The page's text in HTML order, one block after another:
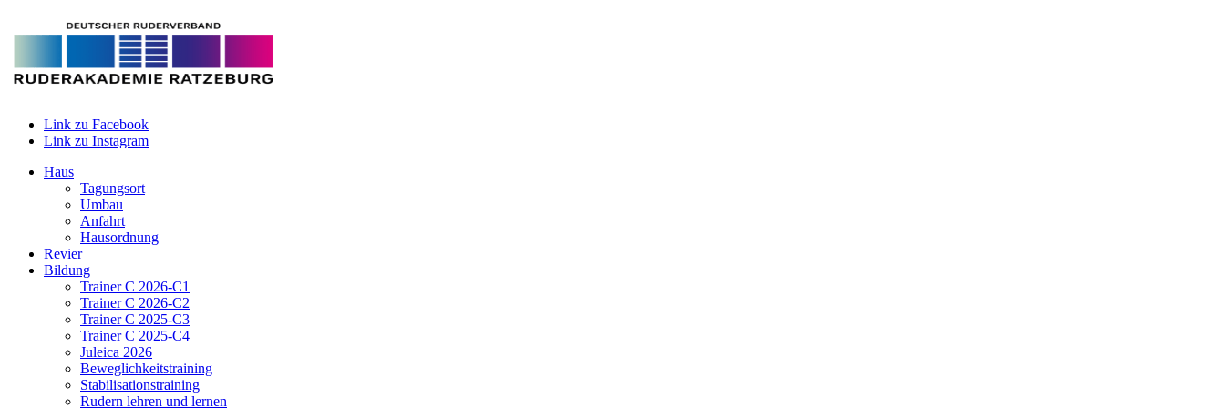
Link zu Facebook
Link zu Instagram
Haus
Tagungsort
Umbau
Anfahrt
Hausordnung
Revier
Bildung
Trainer C 2026-C1
Trainer C 2026-C2
Trainer C 2025-C3
Trainer C 2025-C4
Juleica 2026
Beweglichkeitstraining
Stabilisationstraining
Rudern lehren und lernen